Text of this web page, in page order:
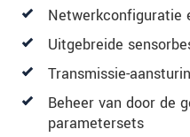
Netwerkconfiguratie
Uitgebreide
Transmissie-
Beheer van door de
parametersets
Houd mij op de
productinnovaties